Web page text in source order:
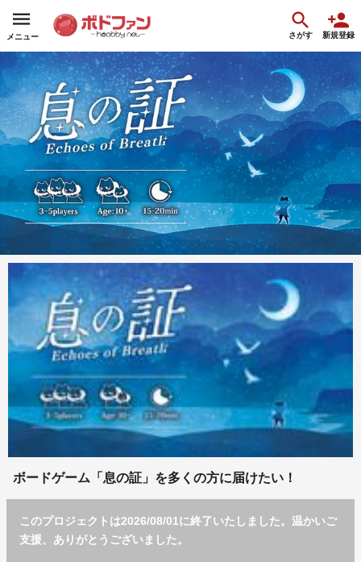
メニュー さがす 新規登録
ボードゲーム「息の証」を多くの方に届けたい！
このプロジェクトは2026/08/01に終了いたしました。温かいご
支援、ありがとうございました。